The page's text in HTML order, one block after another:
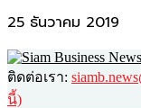
25 ธันวาคม 2019
ติดต่อเรา:
นี้)